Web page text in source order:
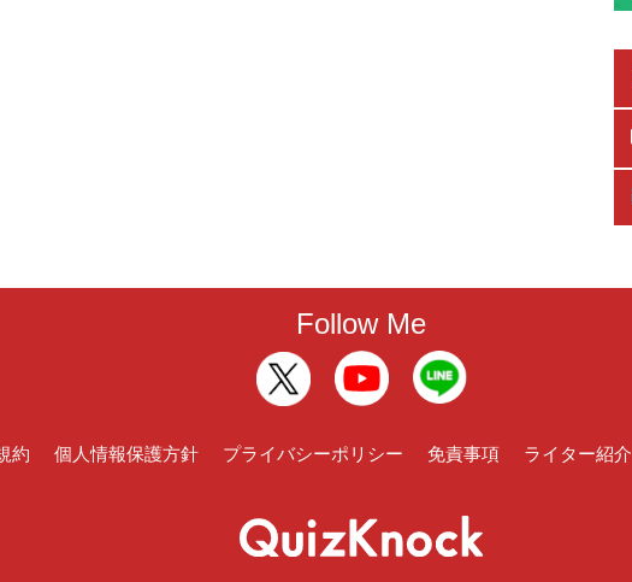
Follow Me
約 個人情報保護方針 プライバシーポリシー 免責事項 ライター紹介